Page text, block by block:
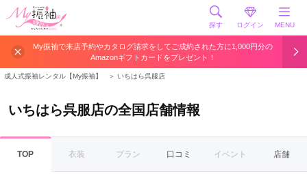
探す ログイン MENU
My振袖で来店予約やカタログ請求をしてご成約された方に1,000円分の
Amazonギフトカードをプレゼント！
成人式振袖レンタル【My振袖】 ＞ いちはら呉服店
いちはら呉服店の全国店舗情報
TOP 衣装 プラン 口コミ イベント 店舗